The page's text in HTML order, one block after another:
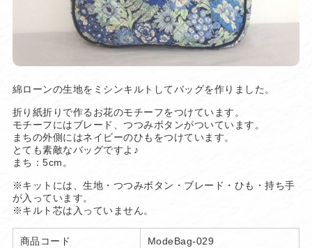
綿ローンの生地をミシンキルトしてバッグを作りました。
折り紙折りで作るお花のモチーフをつけています。
モチーフにはブレード、つつみボタンがついています。
まちの外側にはネイビーのひもをつけています。
とても素敵なバッグですよ♪
まち：5cm。
※キットには、生地・つつみボタン・ブレード・ひも・持ち手
が入っています。
※キルト芯は入っていません。
商品コード ModeBag-029